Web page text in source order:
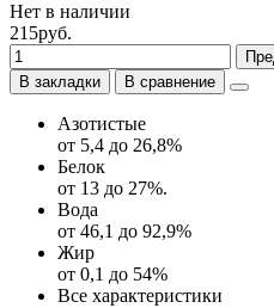
Нет в наличии
215руб.
В закладки
В сравнение
Азотистые
от 5,4 до 26,8%
Белок
от 13 до 27%.
Вода
от 46,1 до 92,9%
Жир
от 0,1 до 54%
Все характеристики